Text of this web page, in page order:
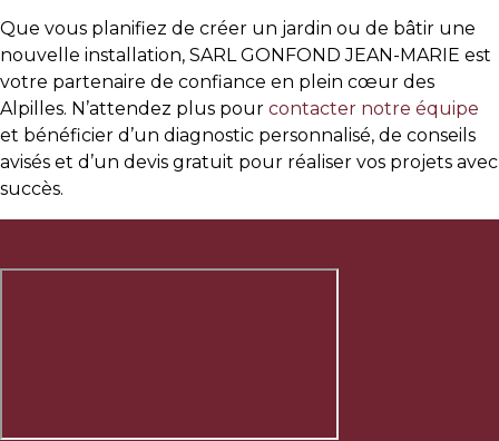
Que vous planifiez de créer un jardin ou de bâtir une
nouvelle installation, SARL GONFOND JEAN-MARIE est
votre partenaire de confiance en plein cœur des
Alpilles. N’attendez plus pour contacter notre équipe
et bénéficier d’un diagnostic personnalisé, de conseils
avisés et d’un devis gratuit pour réaliser vos projets avec
succès.